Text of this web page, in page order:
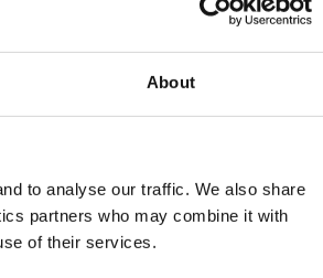
About
to analyse our traffic. We also share
partners who may combine it with
of their services.
einer Datenstrategie und ersten
Adoption wird aktiv begleitet. Das
klare Governance. Das Unternehmen